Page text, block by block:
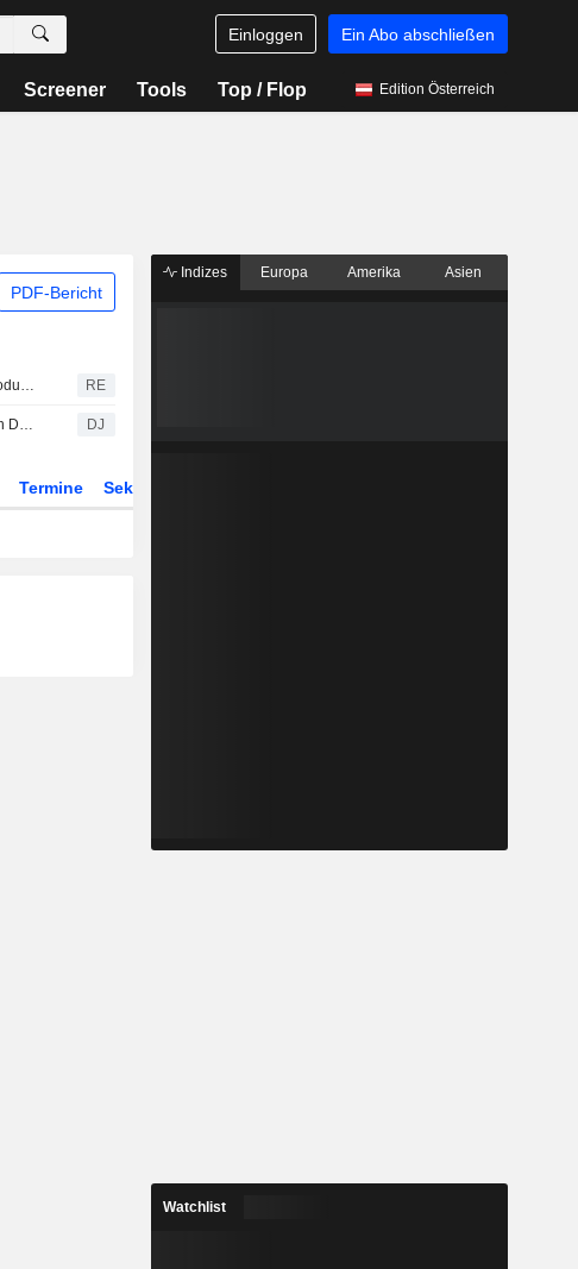
Einloggen Ein Abo abschließen
Screener Tools Top / Flop Edition Österreich
PDF-Bericht
Brasiliens Autoverkäufe und -produktion steigen im Juli RE
MARKO TALK/Pkw-Produktion in Deutschland sinkt im Juli DJ
Termine Sektor
Indizes Europa Amerika Asien
Watchlist